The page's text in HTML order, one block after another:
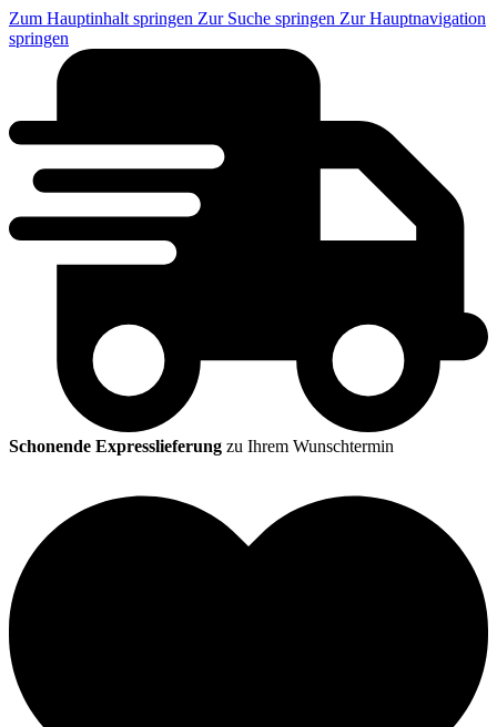
Zum Hauptinhalt springen Zur Suche springen Zur Hauptnavigation
springen
Schonende Expresslieferung zu Ihrem Wunschtermin